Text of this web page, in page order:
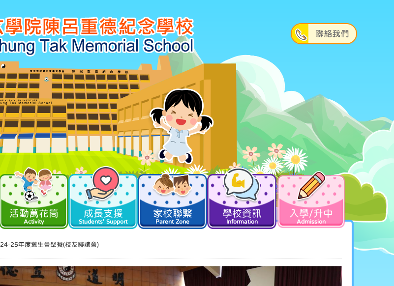
活動萬花筒
Activity
成長支援
Students' Support
家校聯繫
Parent Zone
學校資訊
Information
入學/升中
Admission
24-25年度舊生會聚餐(校友聯誼會)